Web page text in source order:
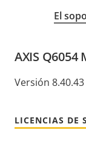
El
AXIS Q6054
Versión 8.40.43
LICENCIAS DE